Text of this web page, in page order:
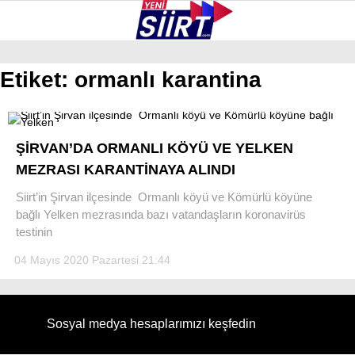
GALERİ VİDEO YAZARLAR
ERUH
BAYKAN
PERVARI
ŞIRVAN
GÜNDEM
NÖBETÇI ECZANELER
Etiket: ormanlı karantina
ŞİRVAN’DA ORMANLI KÖYÜ VE YELKEN
MEZRASI KARANTİNAYA ALINDI
Siirt’in Şirvan ilçesinde Ormanlı köyü ve Kömürlü köyüne
bağlı Yelken mezrasında bazı vatandaşların koronavirüs
testinin
04 Mayıs 2020 Pazartesi 21:44
Sosyal medya hesaplarımızı keşfedin